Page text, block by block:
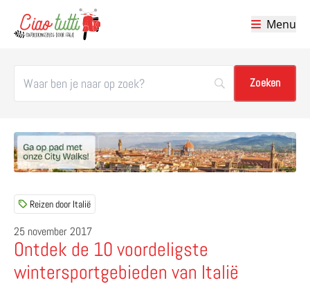
Menu
Reizen door Italië
25 november 2017
Ontdek de 10 voordeligste
wintersportgebieden van Italië